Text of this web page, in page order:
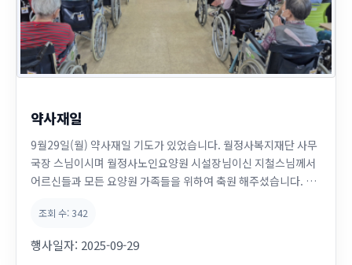
약사재일
9월29일(월) 약사재일 기도가 있었습니다. 월정사복지재단 사무
국장 스님이시며 월정사노인요양원 시설장님이신 지철스님께서
어르신들과 모든 요양원 가족들을 위하여 축원 해주셨습니다. 오
르신을 위하여 간절히 기도할께요~ 어르신!~~ 건강하시고 지금
못하면 못한다고 꾸중도 해주시고~ 그렇게 함께...
조회 수: 342
행사일자: 2025-09-29